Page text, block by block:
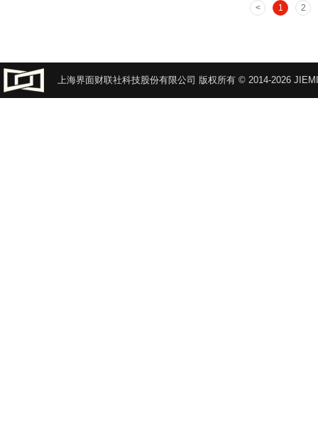
1 2
上海界面财联社科技股份有限公司 版权所有 © 2014-2026